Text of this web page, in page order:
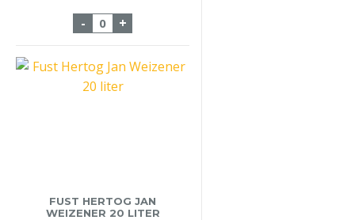
- Fust Hertog Jan Lentebock 20 liter aantal
+
FUST HERTOG JAN
WEIZENER 20 LITER